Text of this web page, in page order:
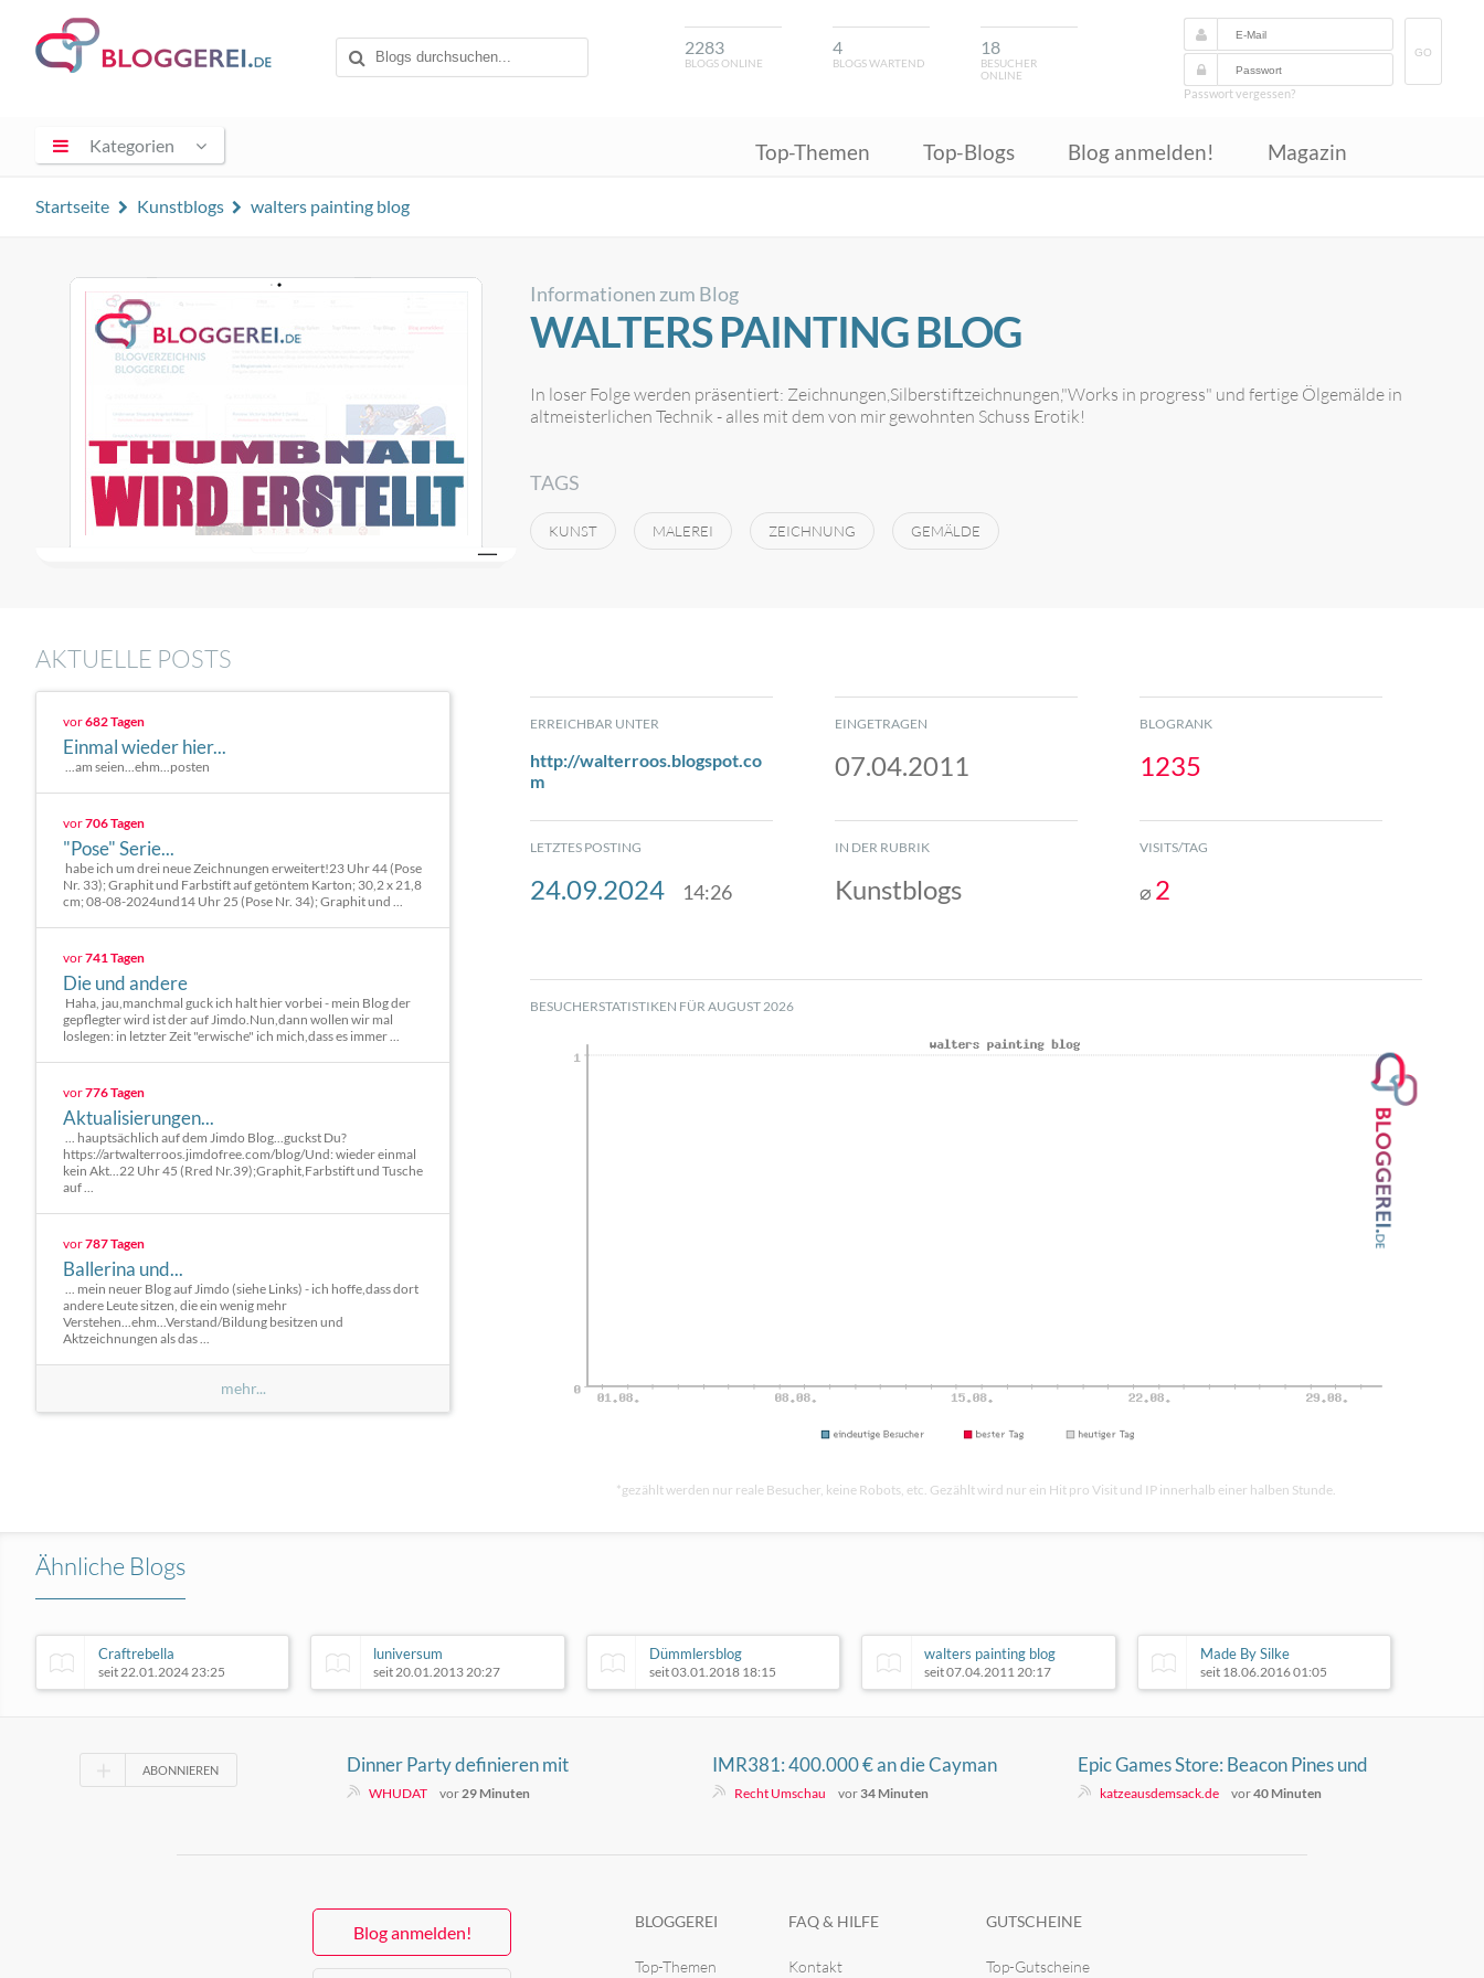
2283
BLOGS ONLINE
4
BLOGS WARTEND
18
BESUCHER
ONLINE
GO
Passwort vergessen?
Kategorien Top-Themen Top-Blogs Blog anmelden! Magazin
Startseite Kunstblogs walters painting blog
Informationen zum Blog
WALTERS PAINTING BLOG
In loser Folge werden präsentiert: Zeichnungen,Silberstiftzeichnungen,"Works in progress" und fertige Ölgemälde in
altmeisterlichen Technik - alles mit dem von mir gewohnten Schuss Erotik!
TAGS
KUNST MALEREI ZEICHNUNG GEMÄLDE
AKTUELLE POSTS
vor682 Tagen
Einmal wieder hier...
...am seien...ehm...posten
vor706 Tagen
"Pose" Serie...
habe ich um drei neue Zeichnungen erweitert!23 Uhr 44 (Pose
Nr. 33); Graphit und Farbstift auf getöntem Karton; 30,2 x 21,8
cm; 08-08-2024und14 Uhr 25 (Pose Nr. 34); Graphit und ...
vor741 Tagen
Die und andere
Haha, jau,manchmal guck ich halt hier vorbei - mein Blog der
gepflegter wird ist der auf Jimdo.Nun,dann wollen wir mal
loslegen: in letzter Zeit "erwische" ich mich,dass es immer ...
vor776 Tagen
Aktualisierungen...
... hauptsächlich auf dem Jimdo Blog...guckst Du?
https://artwalterroos.jimdofree.com/blog/Und: wieder einmal
kein Akt...22 Uhr 45 (Rred Nr.39);Graphit,Farbstift und Tusche
auf ...
vor787 Tagen
Ballerina und...
... mein neuer Blog auf Jimdo (siehe Links) - ich hoffe,dass dort
andere Leute sitzen, die ein wenig mehr
Verstehen...ehm...Verstand/Bildung besitzen und
Aktzeichnungen als das ...
mehr...
ERREICHBAR UNTER
http://walterroos.blogspot.co
m
EINGETRAGEN
07.04.2011
BLOGRANK
1235
LETZTES POSTING
24.09.2024 14:26
IN DER RUBRIK
Kunstblogs
VISITS/TAG
⌀ 2
BESUCHERSTATISTIKEN FÜR AUGUST 2026
*gezählt werden nur reale Besucher, keine Robots, etc. Gezählt wird nur ein Hit pro Visit und IP innerhalb einer halben Stunde.
Ähnliche Blogs
Craftrebella
seit 22.01.2024 23:25
luniversum
seit 20.01.2013 20:27
Dümmlersblog
seit 03.01.2018 18:15
walters painting blog
seit 07.04.2011 20:17
Made By Silke
seit 18.06.2016 01:05
ABONNIEREN
Dinner Party definieren mit
„Whatchu Bringing?“ den modernen
WHUDAT vor 29 Minuten
IMR381: 400.000 € an die Cayman
Islands, Finanzwissen für Juristen,
Recht Umschau vor 34 Minuten
Epic Games Store: Beacon Pines und
We Were Here Together gratis bis
katzeausdemsack.de vor40 Minuten
Blog anmelden!
BLOGGEREI
Top-Themen
FAQ & HILFE
Kontakt
GUTSCHEINE
Top-Gutscheine